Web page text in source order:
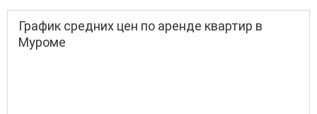
График средних цен по аренде квартир в
Муроме